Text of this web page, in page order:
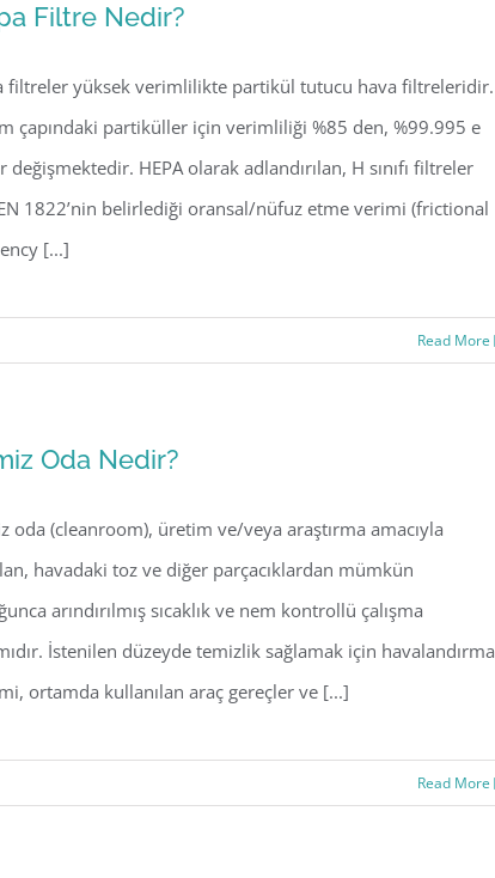
Filtre Nedir?
filtreler yüksek verimlilikte partikül tutucu hava filtreleridir.
çapındaki partiküller için verimliliği %85 den, %99.995 e
değişmektedir. HEPA olarak adlandırılan, H sınıfı filtreler
1822’nin belirlediği oransal/nüfuz etme verimi (frictional
[...]
Read More
Oda Nedir?
oda (cleanroom), üretim ve/veya araştırma amacıyla
havadaki toz ve diğer parçacıklardan mümkün
arındırılmış sıcaklık ve nem kontrollü çalışma
İstenilen düzeyde temizlik sağlamak için havalandırma
ortamda kullanılan araç gereçler ve [...]
Read More